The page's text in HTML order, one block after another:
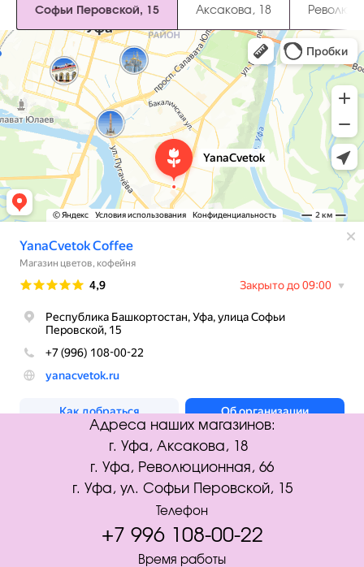
Софьи Перовской, 15 Аксакова, 18